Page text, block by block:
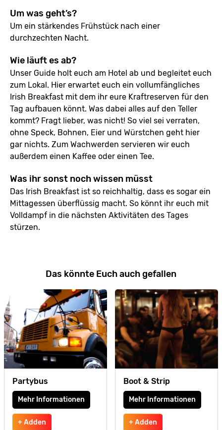
Um was geht’s?
Um ein stärkendes Frühstück nach einer
durchzechten Nacht.
Wie läuft es ab?
Unser Guide holt euch am Hotel ab und begleitet euch
zum Lokal. Hier erwartet euch ein vollumfängliches
Irish Breakfast mit dem ihr eure Kraftreserven für den
Tag aufbauen könnt. Was dabei alles auf den Teller
kommt? Fragt lieber, was nicht! So viel sei verraten,
ohne Speck, Bohnen, Eier und Würstchen geht hier
gar nichts. Zum Wachwerden servieren wir euch
außerdem einen Kaffee oder einen Tee.
Was ihr sonst noch wissen müsst
Das Irish Breakfast ist so reichhaltig, dass es sogar ein
Mittagessen überflüssig macht. So könnt ihr euch mit
Volldampf in die nächsten Aktivitäten des Tages
stürzen.
Das könnte Euch auch gefallen
Partybus
Mehr Informationen
+ Adden
Boot & Strip
Mehr Informationen
+ Adden